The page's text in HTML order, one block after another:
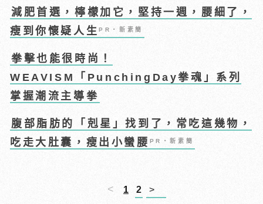
減肥首選，檸檬加它，堅持一週，腰細了，
瘦到你懷疑人生PR・新素簡
拳擊也能很時尚！
WEAVISM「PunchingDay拳魂」系列
掌握潮流主導拳
腹部脂肪的「剋星」找到了，常吃這幾物，
吃走大肚囊，瘦出小蠻腰 PR・新素簡
< 1 2 >